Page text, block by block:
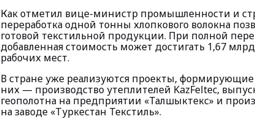
Как отметил вице-министр промышленности и
переработка одной тонны хлопкового волокна
готовой текстильной продукции. При полной
добавленная стоимость может достигать 1,67
рабочих мест.
В стране уже реализуются проекты, формирующие
них — производство утеплителей KazFeltec,
геополотна на предприятии «Талшыктекс» и
на заводе «Туркестан Текстиль».